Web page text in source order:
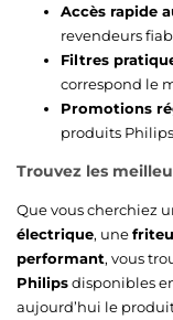
Accès rapide
revendeurs
Filtres
correspond le
Promotions
produits
Trouvez les
Que vous cherchiez
électrique, une
performant, vous
Philipsdisponibles
aujourd’hui le